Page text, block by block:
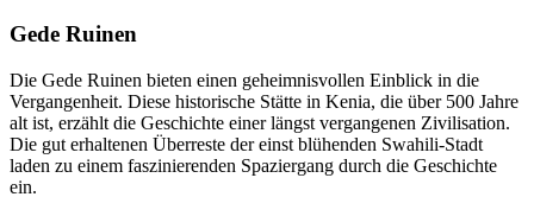
Gede Ruinen
Die Gede Ruinen bieten einen geheimnisvollen Einblick in die
Vergangenheit. Diese historische Stätte in Kenia, die über 500 Jahre
alt ist, erzählt die Geschichte einer längst vergangenen Zivilisation.
Die gut erhaltenen Überreste der einst blühenden Swahili-Stadt
laden zu einem faszinierenden Spaziergang durch die Geschichte
ein.